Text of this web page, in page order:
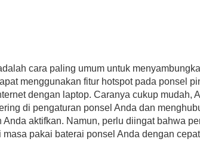
cara paling umum untuk
menggunakan fitur hotspot pada ponsel
dengan laptop. Caranya cukup mudah,
di pengaturan ponsel Anda dan
Anda aktifkan. Namun, perlu diingat bahwa
pakai baterai ponsel Anda dengan